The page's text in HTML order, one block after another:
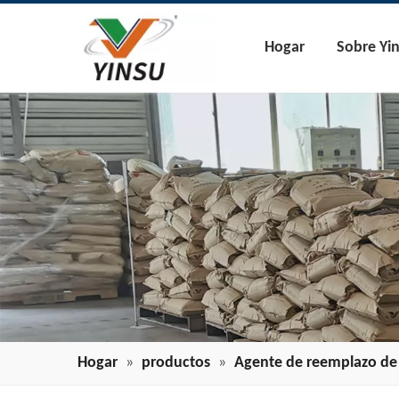
Hogar Sobre
Hogar » productos » Agente de reemplazo